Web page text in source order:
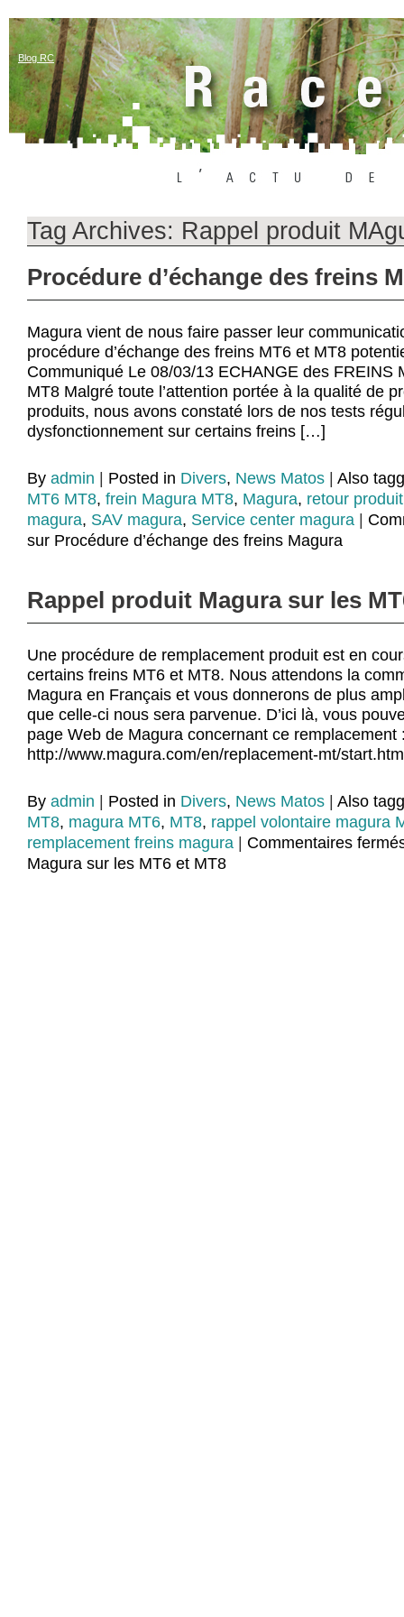
Blog RC
Tag Archives: Rappel produit
Procédure d’échange des freins
Magura vient de nous faire passer leur
procédure d’échange des freins MT6 et MT8
Communiqué Le 08/03/13 ECHANGE des FREINS
MT8 Malgré toute l’attention portée à la qualité de
produits, nous avons constaté lors de nos tests
dysfonctionnement sur certains freins […]
By admin Posted in Divers, News Matos
Also
MT6 MT8, frein Magura MT8, Magura, retour
magura, SAV magura, Service center magura
sur Procédure d’échange des freins Magura
Rappel produit Magura sur les
Une procédure de remplacement produit est en
certains freins MT6 et MT8. Nous attendons la
Magura en Français et vous donnerons de plus
que celle-ci nous sera parvenue. D’ici là, vous
page Web de Magura concernant ce remplacement
http://www.magura.com/en/replacement-mt/
By admin Posted in Divers, News Matos
Also
MT8, magura MT6, MT8, rappel volontaire magura
remplacement freins magura
Commentaires
Magura sur les MT6 et MT8